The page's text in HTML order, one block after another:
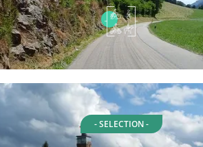
- SELECTION -